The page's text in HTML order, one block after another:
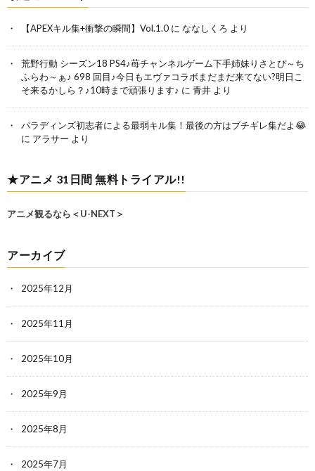
【APEXキル集+衝撃の瞬間】Vol.1.0 に ななしくろ より
荒野行動 シーズン18 PS4♪苺チャンネルゲーム下手姉妹りさとぴ～ち
ふらわ～ぁ♪ 698 回目♪今日もエヴァコラボまだまだ来てない?明日こ
そ来るかしら？♪10時まで頑張ります♪ に 青井 より
パラディンズ初志者による最弱キル集！最後の方はブチギレ集だよ😂
に アラサー より
★アニメ 31日間 無料トライアル!!
アニメ観るなら＜U-NEXT＞
アーカイブ
2025年12月
2025年11月
2025年10月
2025年9月
2025年8月
2025年7月